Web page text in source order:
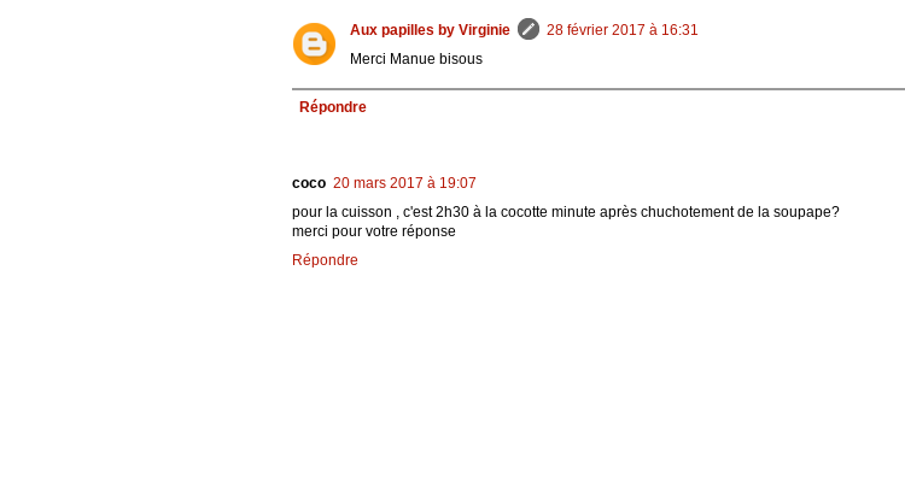
Aux papilles by Virginie
28 février 2017 à 16:31
Merci Manue bisous
Répondre
coco 20 mars 2017 à 19:07
pour la cuisson , c'est 2h30 à la cocotte minute après chuchotement de la soupape?
merci pour votre réponse
Répondre